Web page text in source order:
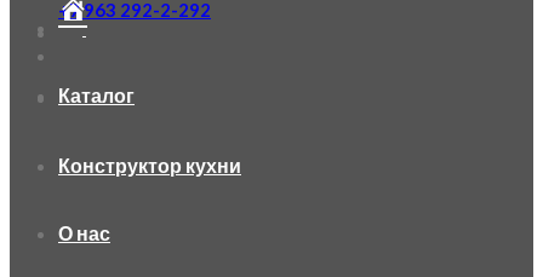
+7 963 292-2-292
Каталог
Конструктор кухни
О нас